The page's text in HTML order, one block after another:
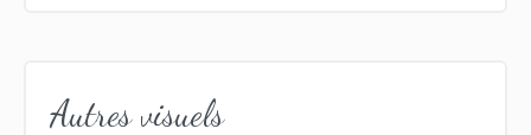
Autres visuels